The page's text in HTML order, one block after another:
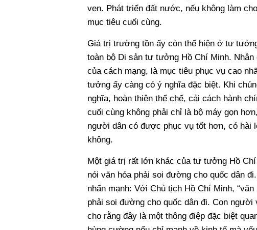
vẹn. Phát triển đất nước, nếu không làm
mục tiêu cuối cùng.
Giá trị trường tồn ấy còn thể hiện ở tư
toàn bộ Di sản tư tưởng Hồ Chí Minh.
của cách mạng, là mục tiêu phục vụ cao
tưởng ấy càng có ý nghĩa đặc biệt. Khi
nghĩa, hoàn thiện thể chế, cải cách hành
cuối cùng không phải chỉ là bộ máy gọn
người dân có được phục vụ tốt hơn, có hài
không.
Một giá trị rất lớn khác của tư tưởng Hồ
nói văn hóa phải soi đường cho quốc dân
nhấn mạnh: Với Chủ tịch Hồ Chí Minh,
phải soi đường cho quốc dân đi. Con
cho rằng đây là một thông điệp đặc biệt